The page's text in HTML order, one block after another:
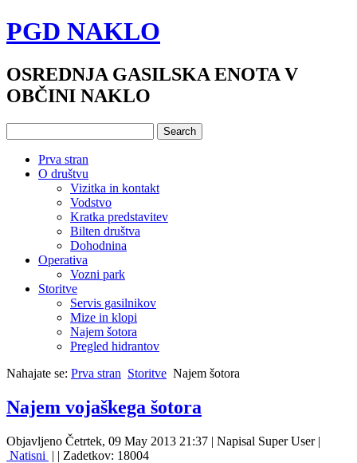
PGD NAKLO
OSREDNJA GASILSKA ENOTA V
OBČINI NAKLO
Prva stran
O društvu
Vizitka in kontakt
Vodstvo
Kratka predstavitev
Bilten društva
Dohodnina
Operativa
Vozni park
Storitve
Servis gasilnikov
Mize in klopi
Najem šotora
Pregled hidrantov
Nahajate se: Prva stran Storitve Najem šotora
Najem vojaškega šotora
Objavljeno Četrtek, 09 May 2013 21:37 | Napisal Super User|
Natisni | | Zadetkov: 18004